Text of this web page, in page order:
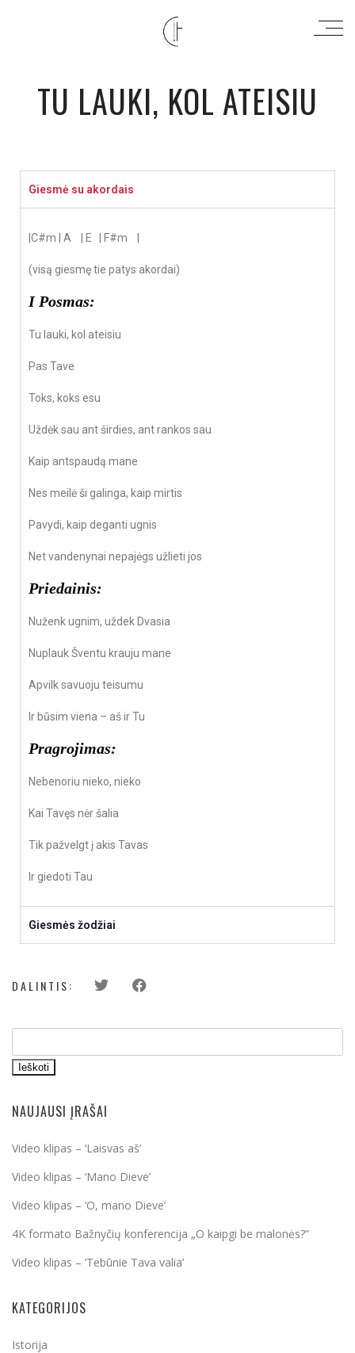
TU LAUKI, KOL ATEISIU
Giesmė su akordais
|C#m | A | E | F#m |
(visą giesmę tie patys akordai)
I Posmas:
Tu lauki, kol ateisiu
Pas Tave
Toks, koks esu
Uždėk sau ant širdies, ant rankos sau
Kaip antspaudą mane
Nes meilė ši galinga, kaip mirtis
Pavydi, kaip deganti ugnis
Net vandenynai nepajėgs užlieti jos
Priedainis:
Nuženk ugnim, uždek Dvasia
Nuplauk Šventu krauju mane
Apvilk savuoju teisumu
Ir būsim viena – aš ir Tu
Pragrojimas:
Nebenoriu nieko, nieko
Kai Tavęs nėr šalia
Tik pažvelgt į akis Tavas
Ir giedoti Tau
Giesmės žodžiai
DALINTIS:
Ieškoti
NAUJAUSI ĮRAŠAI
Video klipas – ‘Laisvas aš’
Video klipas – ‘Mano Dieve’
Video klipas – ‘O, mano Dieve’
4K formato Bažnyčių konferencija „O kaipgi be malonės?”
Video klipas – ‘Tebūnie Tava valia’
KATEGORIJOS
Istorija